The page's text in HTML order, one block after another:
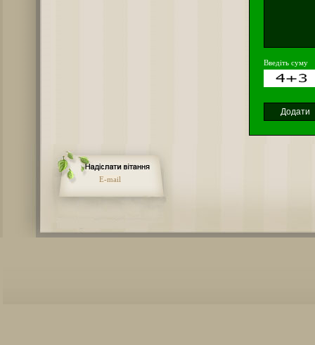
Введіть суму
E-mail